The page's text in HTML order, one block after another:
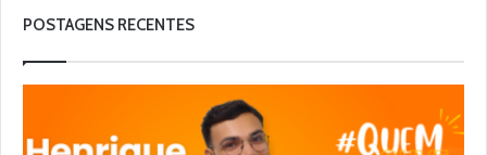
POSTAGENS RECENTES